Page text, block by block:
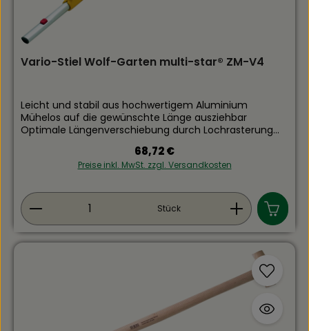
Vario-Stiel Wolf-Garten multi-star® ZM-V4
Leicht und stabil aus hochwertigem Aluminium
Mühelos auf die gewünschte Länge ausziehbar
Optimale Längenverschiebung durch Lochrasterung
Regulärer Preis:
68,72 €
Preise inkl. MwSt. zzgl. Versandkosten
Produkt Anzahl: Gib den gewünschten Wert
Stück